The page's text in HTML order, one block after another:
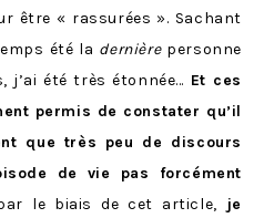
être « rassurées ». Sachant
été la dernièrepersonne
été très étonnée… Et ces
permis de constater qu’il
que très peu de discours
de vie pas forcément
le biais de cet article,
je